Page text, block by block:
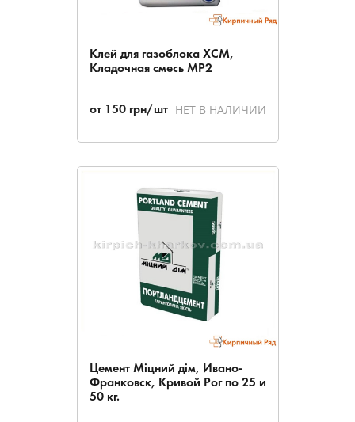
Клей для газоблока ХСМ,
Кладочная смесь МР2
от 150 грн/шт НЕТ В НАЛИЧИИ
Цемент Міцний дім, Ивано-
Франковск, Кривой Рог по 25 и
50 кг.